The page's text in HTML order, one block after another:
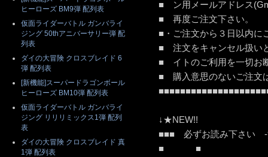
■ ン用メールアドレス
■ 再度ご
■・ご注文から３日以内に
■ 注文をキャンセル扱い
■ イトのご利用を一切お
■ 購入意思のないご
↓★NEW!!
■■■ 必ずお読み下さい -
■ ■
ヒーローズ BM9弾 配列表
仮面ライダーバトル ガンバライ
ジング 50thアニバーサリー弾 配
列表
ダイの大冒険 クロスブレイド 6
弾 配列表
[新機能]スーパードラゴンボール
ヒーローズ BM10弾 配列表
仮面ライダーバトル ガンバライ
ジング リリリミックス1弾 配列
表
ダイの大冒険 クロスブレイド 真
1弾 配列表